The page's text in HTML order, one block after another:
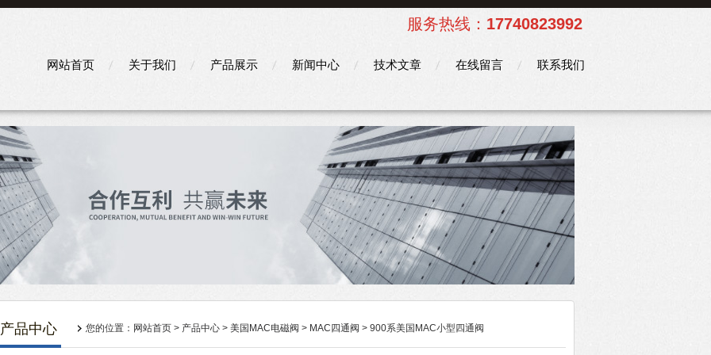
服务热线： 17740823992
网站首页 关于我们 产品展示 新闻中心 技术文章 在线留言 联系我们
产品中心 您的位置： 网站首页 > 产品中心 > 美国MAC电磁阀 > MAC四通阀 > 900系美国MAC小型四通阀